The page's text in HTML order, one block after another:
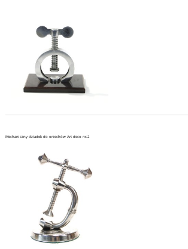
Mechaniczny dziadek do orzechów Art deco nr.2